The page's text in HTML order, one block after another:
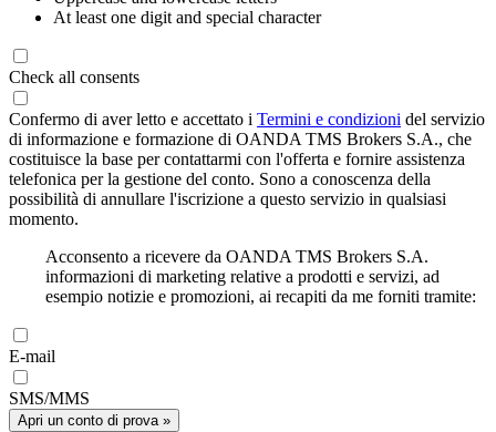
At least one digit and special character
Check all consents
Confermo di aver letto e accettato i Termini e condizioni del servizio
di informazione e formazione di OANDA TMS Brokers S.A., che
costituisce la base per contattarmi con l'offerta e fornire assistenza
telefonica per la gestione del conto. Sono a conoscenza della
possibilità di annullare l'iscrizione a questo servizio in qualsiasi
momento.
Acconsento a ricevere da OANDA TMS Brokers S.A.
informazioni di marketing relative a prodotti e servizi, ad
esempio notizie e promozioni, ai recapiti da me forniti tramite:
E-mail
SMS/MMS
Apri un conto di prova »